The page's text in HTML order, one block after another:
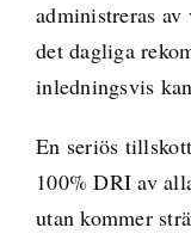
administreras
det dagliga
inledningsvis
En seriös
100% DRI av
utan kommer